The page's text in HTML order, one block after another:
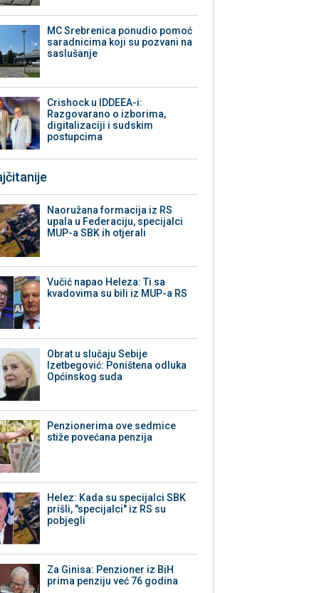
MC Srebrenica ponudio pomoć
saradnicima koji su pozvani na
saslušanje
Crishock u IDDEEA-i:
Razgovarano o izborima,
digitalizaciji i sudskim
postupcima
Naoružana formacija iz RS
upala u Federaciju, specijalci
MUP-a SBK ih otjerali
Vučić napao Heleza: Ti sa
kvadovima su bili iz MUP-a RS
Obrat u slučaju Sebije
Izetbegović: Poništena odluka
Općinskog suda
Penzionerima ove sedmice
stiže povećana penzija
Helez: Kada su specijalci SBK
prišli, "specijalci" iz RS su
pobjegli
Za Ginisa: Penzioner iz BiH
prima penziju već 76 godina